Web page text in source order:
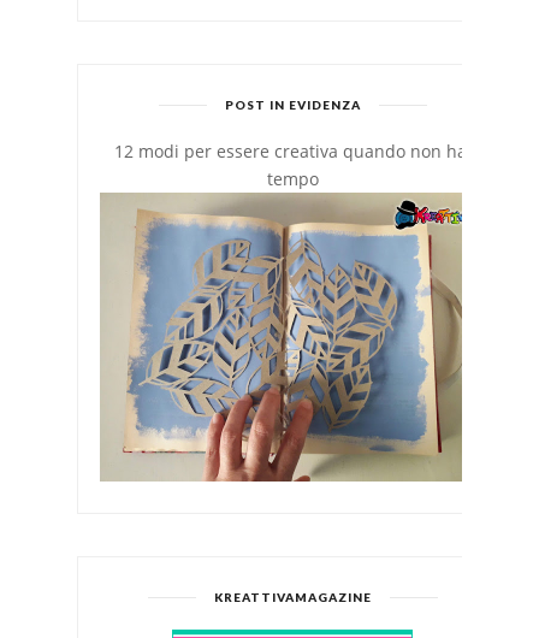
POST IN EVIDENZA
12 modi per essere creativa quando non hai
tempo
KREATTIVAMAGAZINE